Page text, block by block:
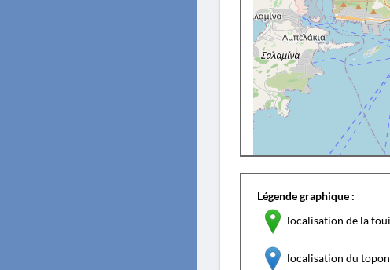
Légende graphique :
localisation de la
localisation du